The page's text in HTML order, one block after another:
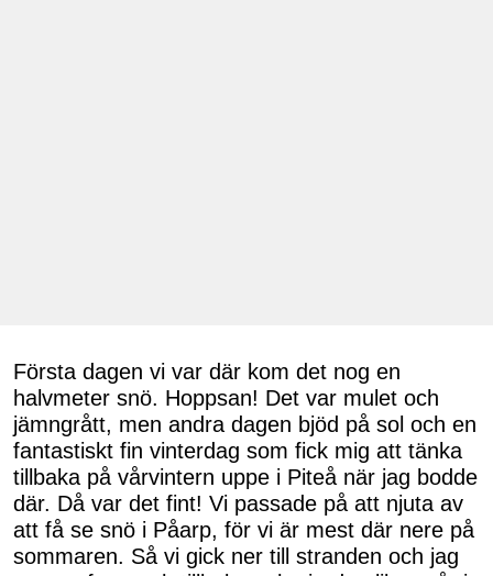
Första dagen vi var där kom det nog en
halvmeter snö. Hoppsan! Det var mulet och
jämngrått, men andra dagen bjöd på sol och en
fantastiskt fin vinterdag som fick mig att tänka
tillbaka på vårvintern uppe i Piteå när jag bodde
där. Då var det fint! Vi passade på att njuta av
att få se snö i Påarp, för vi är mest där nere på
sommaren. Så vi gick ner till stranden och jag